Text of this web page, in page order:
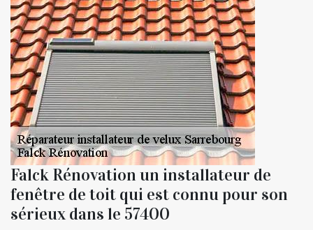
Falck Rénovation un installateur de
fenêtre de toit qui est connu pour son
sérieux dans le 57400